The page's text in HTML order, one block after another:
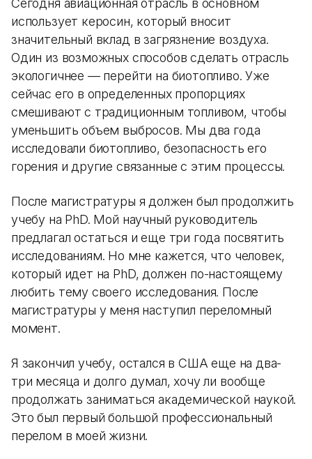
Сегодня авиационная отрасль в основном
использует керосин, который вносит
значительный вклад в загрязнение воздуха.
Один из возможных способов сделать отрасль
экологичнее — перейти на биотопливо. Уже
сейчас его в определенных пропорциях
смешивают с традиционным топливом, чтобы
уменьшить объем выбросов. Мы два года
исследовали биотопливо, безопасность его
горения и другие связанные с этим процессы.
После магистратуры я должен был продолжить
учебу на PhD. Мой научный руководитель
предлагал остаться и еще три года посвятить
исследованиям. Но мне кажется, что человек,
который идет на PhD, должен по-настоящему
любить тему своего исследования. После
магистратуры у меня наступил переломный
момент.
Я закончил учебу, остался в США еще на два-
три месяца и долго думал, хочу ли вообще
продолжать заниматься академической наукой.
Это был первый большой профессиональный
перелом в моей жизни.